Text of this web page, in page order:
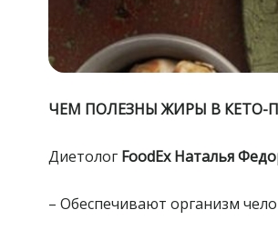
ЧЕМ ПОЛЕЗНЫ ЖИРЫ В КЕТО-
Диетолог FoodEx Наталья
– Обеспечивают организм